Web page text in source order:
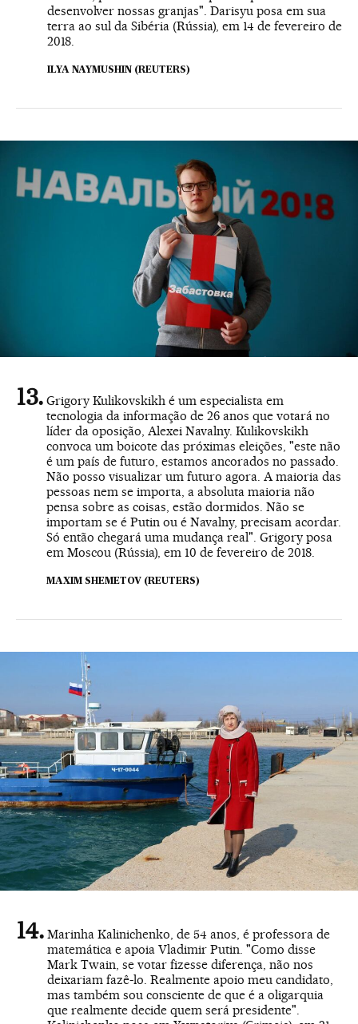
desenvolver nossas granjas". Darisyu posa em sua
terra ao sul da Sibéria (Rússia), em 14 de fevereiro de
2018.
ILYA NAYMUSHIN (REUTERS)
Grigory Kulikovskikh é um especialista em
tecnologia da informação de 26 anos que votará no
líder da oposição, Alexei Navalny. Kulikovskikh
convoca um boicote das próximas eleições, "este não
é um país de futuro, estamos ancorados no passado.
Não posso visualizar um futuro agora. A maioria das
pessoas nem se importa, a absoluta maioria não
pensa sobre as coisas, estão dormidos. Não se
importam se é Putin ou é Navalny, precisam acordar.
Só então chegará uma mudança real". Grigory posa
em Moscou (Rússia), em 10 de fevereiro de 2018.
MAXIM SHEMETOV (REUTERS)
Marinha Kalinichenko, de 54 anos, é professora de
matemática e apoia Vladimir Putin. "Como disse
Mark Twain, se votar fizesse diferença, não nos
deixariam fazê-lo. Realmente apoio meu candidato,
mas também sou consciente de que é a oligarquia
que realmente decide quem será presidente".